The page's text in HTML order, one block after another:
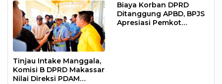
Tinjau Intake Manggala,
Komisi B DPRD Makassar
Nilai Direksi PDAM
Biaya Korban DPRD
Ditanggung APBD, BPJS
Apresiasi Pemkot